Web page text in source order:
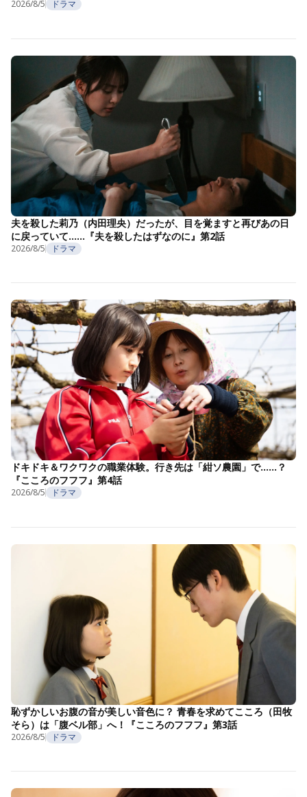
2026/8/5 ドラマ
夫を殺した莉乃（内田理央）だったが、目を覚ますと再びあの日
に戻っていて……『夫を殺したはずなのに』第2話
2026/8/5 ドラマ
ドキドキ＆ワクワクの職業体験。行き先は「紺ソ農園」で……？
『こころのフフフ』第4話
2026/8/5 ドラマ
恥ずかしいお腹の音が美しい音色に？ 青春を求めてこころ（田牧
そら）は「腹ベル部」へ！『こころのフフフ』第3話
2026/8/5 ドラマ